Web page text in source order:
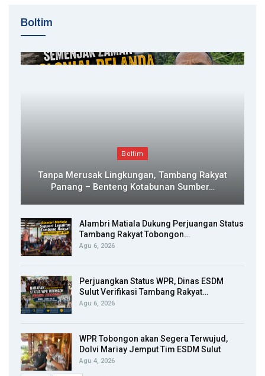
Boltim
Boltim
Tanpa Merusak Lingkungan, Tambang Rakyat
Panang – Benteng Kotabunan Sumber…
Alambri Matiala Dukung Perjuangan Status
Tambang Rakyat Tobongon…
Agu 6, 2026
Perjuangkan Status WPR, Dinas ESDM
Sulut Verifikasi Tambang Rakyat…
Agu 6, 2026
WPR Tobongon akan Segera Terwujud,
Dolvi Mariay Jemput Tim ESDM Sulut
Agu 4, 2026